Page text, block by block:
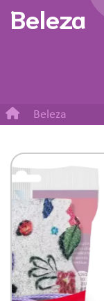
Beleza
Beleza